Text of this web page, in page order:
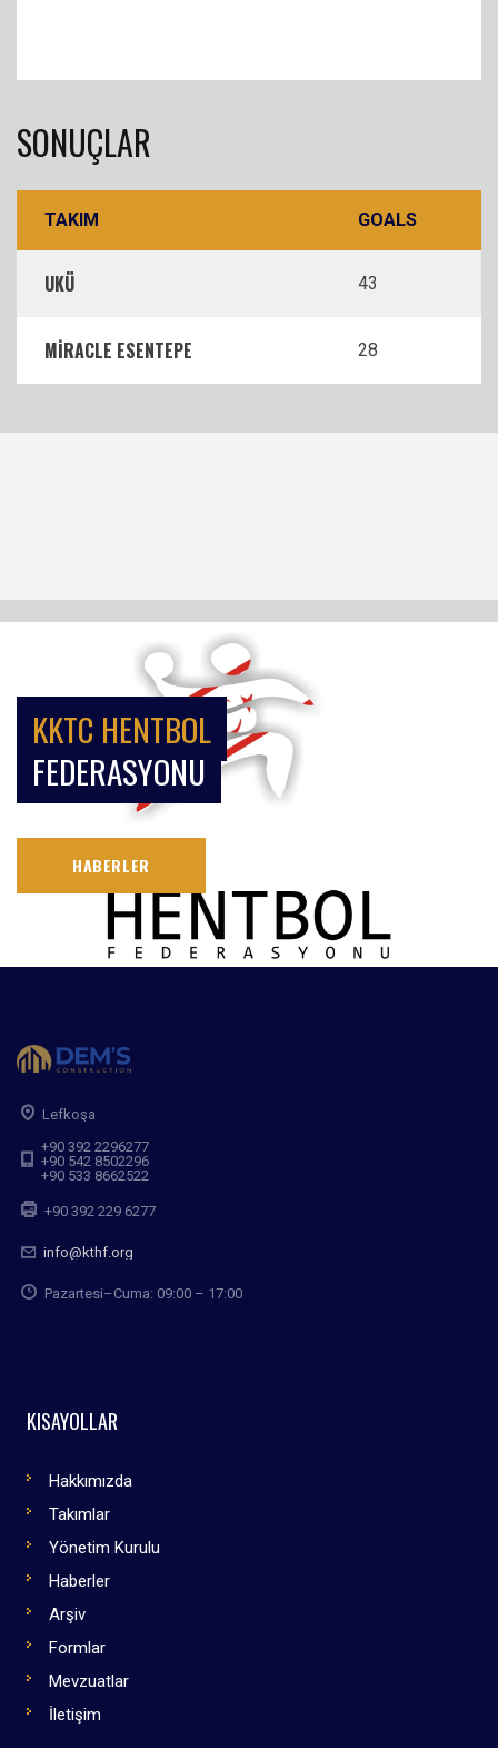
SONUÇLAR
TAKIM GOALS
UKÜ 43
MİRACLE ESENTEPE 28
KKTC HENTBOL
FEDERASYONU
HABERLER
Lefkoşa
+90 392 2296277
+90 542 8502296
+90 533 8662522
+90 392 229 6277
info@kthf.org
Pazartesi–Cuma: 09:00 – 17:00
KISAYOLLAR
Hakkımızda
Takımlar
Yönetim Kurulu
Haberler
Arşiv
Formlar
Mevzuatlar
İletişim